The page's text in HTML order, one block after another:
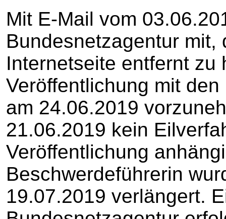
Mit E-Mail vom
Bundesnetzagentur
Internetseite entfernt zu
Veröffentlichung mit
am 24.06.2019
21.06.2019 kein
Veröffentlichung
Beschwerdeführerin
19.07.2019 verlängert.